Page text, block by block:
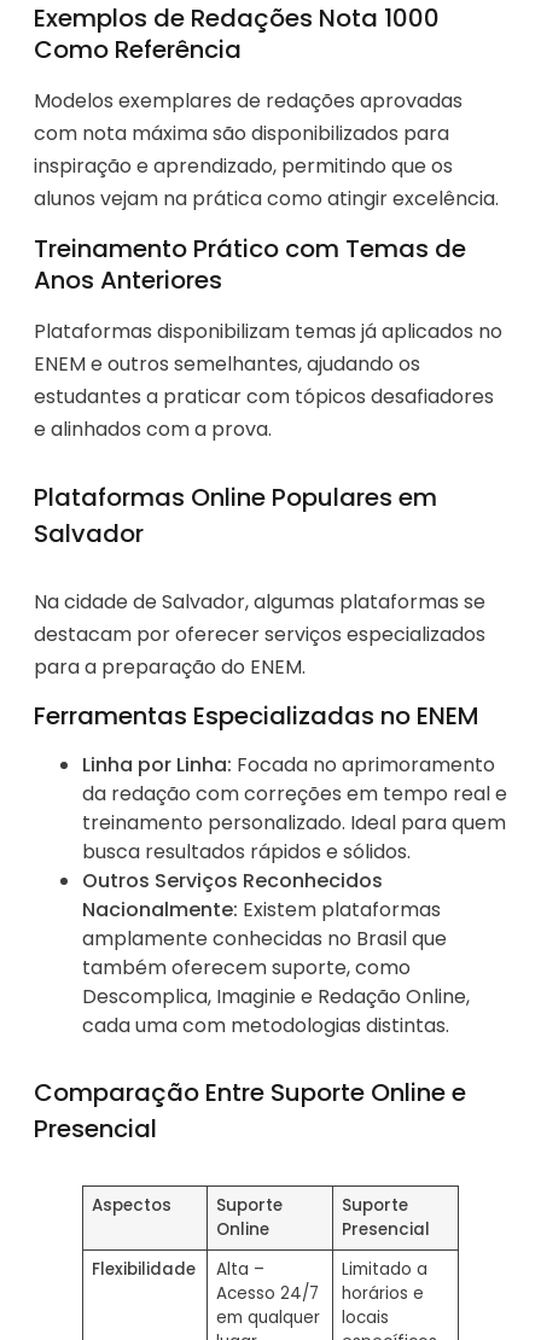
Exemplos de Redações Nota 1000
Como Referência
Modelos exemplares de redações aprovadas
com nota máxima são disponibilizados para
inspiração e aprendizado, permitindo que os
alunos vejam na prática como atingir excelência.
Treinamento Prático com Temas de
Anos Anteriores
Plataformas disponibilizam temas já aplicados no
ENEM e outros semelhantes, ajudando os
estudantes a praticar com tópicos desafiadores
e alinhados com a prova.
Plataformas Online Populares em
Salvador
Na cidade de Salvador, algumas plataformas se
destacam por oferecer serviços especializados
para a preparação do ENEM.
Ferramentas Especializadas no ENEM
Linha por Linha: Focada no aprimoramento
da redação com correções em tempo real e
treinamento personalizado. Ideal para quem
busca resultados rápidos e sólidos.
Outros Serviços Reconhecidos
Nacionalmente: Existem plataformas
amplamente conhecidas no Brasil que
também oferecem suporte, como
Descomplica, Imaginie e Redação Online,
cada uma com metodologias distintas.
Comparação Entre Suporte Online e
Presencial
Aspectos
Suporte
Online
Suporte
Presencial
Flexibilidade
Alta –
Acesso 24/7
em qualquer
Limitado a
horários e
locais